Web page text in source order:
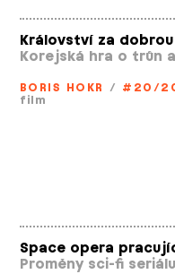
Království za
Korejská hra o trůn
BORIS HOKR / #20/
film
Space opera
Proměny sci­-fi